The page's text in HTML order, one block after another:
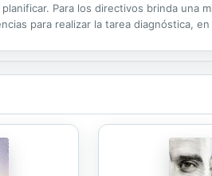
Para los directivos brinda una
para realizar la tarea diagnóstica,